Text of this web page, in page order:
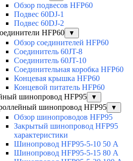
Обзор подвесов HFP60
Подвес 60DJ-1
Подвес 60DJ-2
HFP60
▼
Обзор соединителей HFP60
Соединитель 60JT-8
Соединитель 60JT-10
Соединительная коробка HFP60
Концевая крышка HFP60
Концевой питатель HFP60
шинопровод HFP95
▼
шинопровод HFP95 ▼
Обзор шинопроводов HFP95
Закрытый шинопровод HFP95
характеристики
Шинопровод HFP95-5-10 50 А
Шинопровод HFP95-5-15 80 А